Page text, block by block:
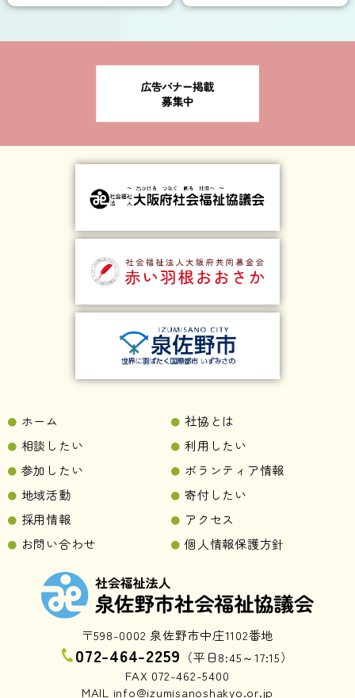
〒598-0002 泉佐野市中庄1102番地
072-464-2259 （平日8:45～17:15）
FAX 072-462-5400
MAIL info@izumisanoshakyo.or.jp
ホーム
社協とは
相談したい
利用したい
参加したい
ボランティア情報
地域活動
寄付したい
採用情報
アクセス
お問い合わせ
個人情報保護方針